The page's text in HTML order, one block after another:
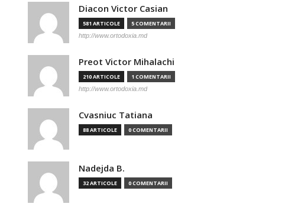
Diacon Victor Casian
581 ARTICOLE 5 COMENTARII
http://www.ortodoxia.md
Preot Victor Mihalachi
210 ARTICOLE 1 COMENTARII
http://www.ortodoxia.md
Cvasniuc Tatiana
88 ARTICOLE 0 COMENTARII
Nadejda B.
32 ARTICOLE 0 COMENTARII